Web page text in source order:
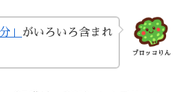
ブロッコりん
」
がいろいろ含まれ